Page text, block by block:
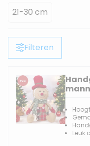
21-30 cm
Filteren
Leuk